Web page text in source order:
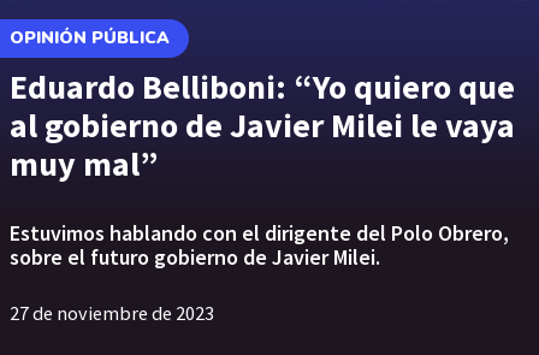
OPINIÓN PÚBLICA
Eduardo Belliboni: “Yo quiero que
al gobierno de Javier Milei le vaya
muy mal”
Estuvimos hablando con el dirigente del Polo Obrero,
sobre el futuro gobierno de Javier Milei.
27 de noviembre de 2023